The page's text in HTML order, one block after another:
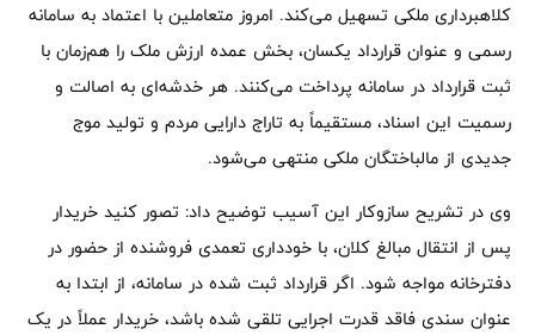
کلاهبرداری ملکی تسهیل می‌کند. امروز متعاملین با اعتماد به سامانه
رسمی و عنوان قرارداد یکسان، بخش عمده ارزش ملک را هم‌زمان با
ثبت قرارداد در سامانه پرداخت می‌کنند. هر خدشه‌ای به اصالت و
رسمیت این اسناد، مستقیماً به تاراج دارایی مردم و تولید موج
جدیدی از مالباختگان ملکی منتهی می‌شود.
وی در تشریح سازوکار این آسیب توضیح داد: تصور کنید خریدار
پس از انتقال مبالغ کلان، با خودداری تعمدی فروشنده از حضور در
دفترخانه مواجه شود. اگر قرارداد ثبت‌ شده در سامانه، از ابتدا به‌
عنوان سندی فاقد قدرت اجرایی تلقی شده باشد، خریدار عملاً در یک